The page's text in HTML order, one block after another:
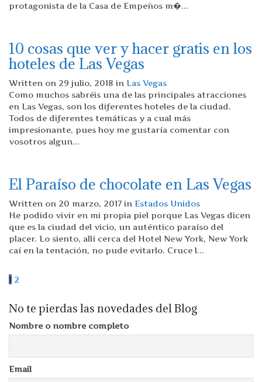
protagonista de la Casa de Empeños m�...
10 cosas que ver y hacer gratis en los
hoteles de Las Vegas
Written on 29 julio, 2018 in Las Vegas
Como muchos sabréis una de las principales atracciones
en Las Vegas, son los diferentes hoteles de la ciudad.
Todos de diferentes temáticas y a cual más
impresionante, pues hoy me gustaría comentar con
vosotros algun...
El Paraíso de chocolate en Las Vegas
Written on 20 marzo, 2017 in Estados Unidos
He podido vivir en mi propia piel porque Las Vegas dicen
que es la ciudad del vicio, un auténtico paraíso del
placer. Lo siento, allí cerca del Hotel New York, New York
caí en la tentación, no pude evitarlo. Cruce l...
1 2
No te pierdas las novedades del Blog
Nombre o nombre completo
Email